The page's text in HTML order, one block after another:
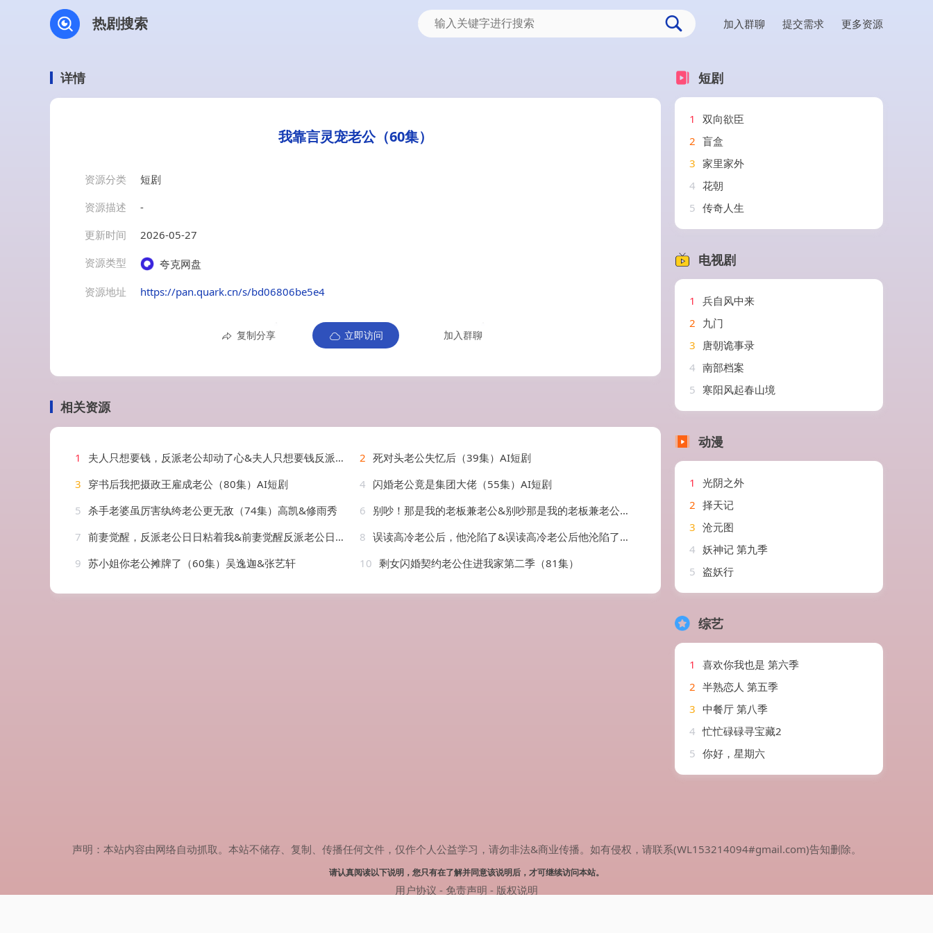
热剧搜索 加入群聊 提交需求 更多资源
详情
我靠言灵宠老公（60集）
资源分类
短剧
资源描述
-
更新时间
2026-05-27
资源类型
夸克网盘
资源地址
https://pan.quark.cn/s/bd06806be5e4
复制分享 立即访问 加入群聊
相关资源
1 夫人只想要钱，反派老公却动了心&夫人只想要钱反派老公却动了心（88集）AI短剧 2 死对头老公失忆后（39集）AI短剧
3 穿书后我把摄政王雇成老公（80集）AI短剧 4 闪婚老公竟是集团大佬（55集）AI短剧
5 杀手老婆虽厉害纨绔老公更无敌（74集）高凯&修雨秀 6 别吵！那是我的老板兼老公&别吵那是我的老板兼老公（76集）陈柏乔&初夏
7 前妻觉醒，反派老公日日粘着我&前妻觉醒反派老公日日粘着我（81集）AI短剧 8 误读高冷老公后，他沦陷了&误读高冷老公后他沦陷了（45集）AI短剧
9 苏小姐你老公摊牌了（60集）吴逸迦&张艺轩 10 剩女闪婚契约老公住进我家第二季（81集）
短剧
1
双向欲臣
2 盲盒
3 家里家外
4 花朝
5 传奇人生
电视剧
1
兵自风中来
2 九门
3 唐朝诡事录
4 南部档案
5 寒阳风起春山境
动漫
1
光阴之外
2 择天记
3 沧元图
4 妖神记 第九季
5 盗妖行
综艺
1
喜欢你我也是 第六季
2 半熟恋人 第五季
3 中餐厅 第八季
4 忙忙碌碌寻宝藏2
5 你好，星期六
声明：本站内容由网络自动抓取。本站不储存、复制、传播任何文件，仅作个人公益学习，请勿非法&商业传播。如有侵权，请联系(WL153214094#gmail.com)告知删除。
请认真阅读以下说明，您只有在了解并同意该说明后，才可继续访问本站。
用户协议 - 免责声明 - 版权说明